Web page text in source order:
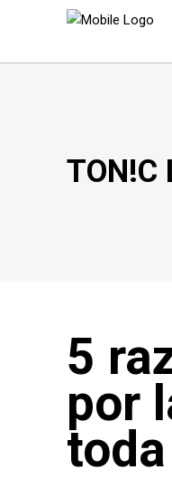
TON!C
5
por
toda